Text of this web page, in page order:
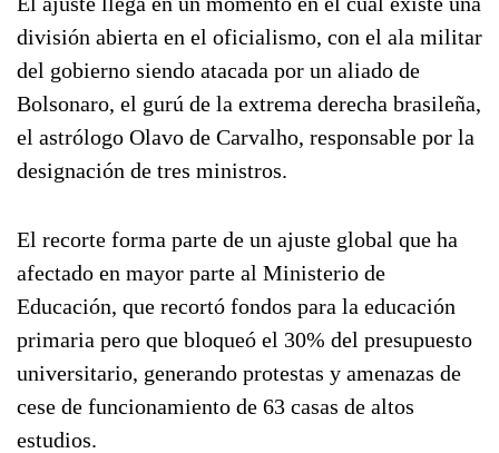
división abierta en el oficialismo, con el ala militar
del gobierno siendo atacada por un aliado de
Bolsonaro, el gurú de la extrema derecha brasileña,
el astrólogo Olavo de Carvalho, responsable por la
designación de tres ministros.
El recorte forma parte de un ajuste global que ha
afectado en mayor parte al Ministerio de
Educación, que recortó fondos para la educación
primaria pero que bloqueó el 30% del presupuesto
universitario, generando protestas y amenazas de
cese de funcionamiento de 63 casas de altos
estudios.